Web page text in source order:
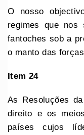
O nosso
regimes que
fantoches sob a
o manto das
Item 24
As Resoluções
direito e os
países cujos